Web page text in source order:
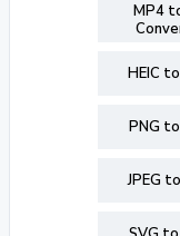
MP4
HEIC
PNG
JPEG